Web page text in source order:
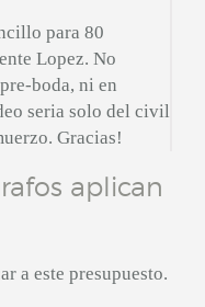
para 80
Lopez. No
boda, ni en
seria solo del civil
Gracias!
aplican
a este presupuesto.